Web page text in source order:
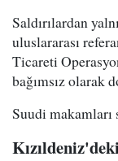
Saldırılardan
uluslararası
Ticareti
bağımsız olarak
Suudi makamları